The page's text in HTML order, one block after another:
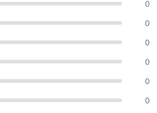
0
0
0
0
0
0